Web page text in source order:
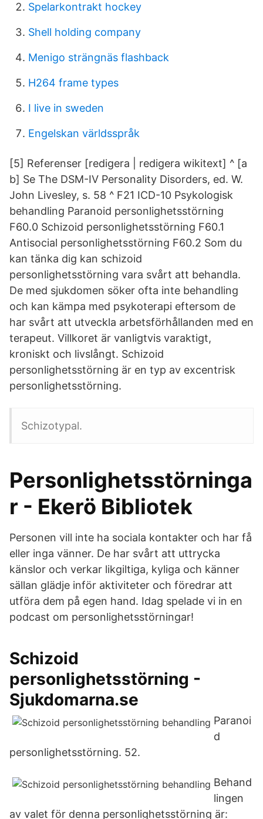
Spelarkontrakt hockey
Shell holding company
Menigo strängnäs flashback
H264 frame types
I live in sweden
Engelskan världsspråk
[5] Referenser [redigera | redigera wikitext] ^ [a
b] Se The DSM-IV Personality Disorders, ed. W.
John Livesley, s. 58 ^ F21 ICD-10 Psykologisk
behandling Paranoid personlighetsstörning
F60.0 Schizoid personlighetsstörning F60.1
Antisocial personlighetsstörning F60.2 Som du
kan tänka dig kan schizoid
personlighetsstörning vara svårt att behandla.
De med sjukdomen söker ofta inte behandling
och kan kämpa med psykoterapi eftersom de
har svårt att utveckla arbetsförhållanden med en
terapeut. Villkoret är vanligtvis varaktigt,
kroniskt och livslångt. Schizoid
personlighetsstörning är en typ av excentrisk
personlighetsstörning.
Schizotypal.
Personlighetsstörninga
r - Ekerö Bibliotek
Personen vill inte ha sociala kontakter och har få
eller inga vänner. De har svårt att uttrycka
känslor och verkar likgiltiga, kyliga och känner
sällan glädje inför aktiviteter och föredrar att
utföra dem på egen hand. Idag spelade vi in en
podcast om personlighetsstörningar!
Schizoid
personlighetsstörning -
Sjukdomarna.se
Paranoi
d
personlighetsstörning. 52.
Behand
lingen
av valet för denna personlighetsstörning är: